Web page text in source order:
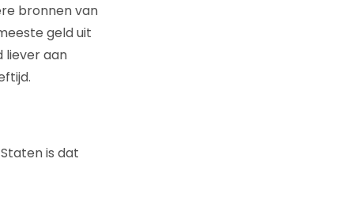
bronnen van
geld uit
liever aan
is dat